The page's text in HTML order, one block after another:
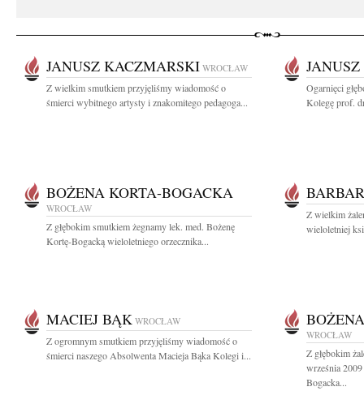
JANUSZ KACZMARSKI WROCŁAW
Z wielkim smutkiem przyjęliśmy wiadomość o
śmierci wybitnego artysty i znakomitego pedagoga...
Ogarnięci
Kolegę prof.
BOŻENA KORTA-BOGACKA
WROCŁAW
Z głębokim smutkiem żegnamy lek. med. Bożenę
Kortę-Bogacką wieloletniego orzecznika...
Z wielkim
wieloletniej
MACIEJ BĄK WROCŁAW
Z ogromnym smutkiem przyjęliśmy wiadomość o
śmierci naszego Absolwenta Macieja Bąka Kolegi i...
WROCŁAW
Z głębokim
września
Bogacka...